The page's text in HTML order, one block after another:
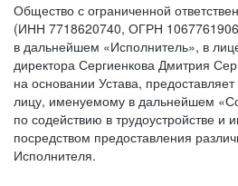
Общество с ограниченной
(ИНН 7718620740, ОГРН
в дальнейшем «Исполнитель», в
директора Сергиенкова Дмитрия
на основании Устава,
лицу, именуемому в дальнейшем
по содействию в трудоустройстве и
посредством предоставления
Исполнителя.